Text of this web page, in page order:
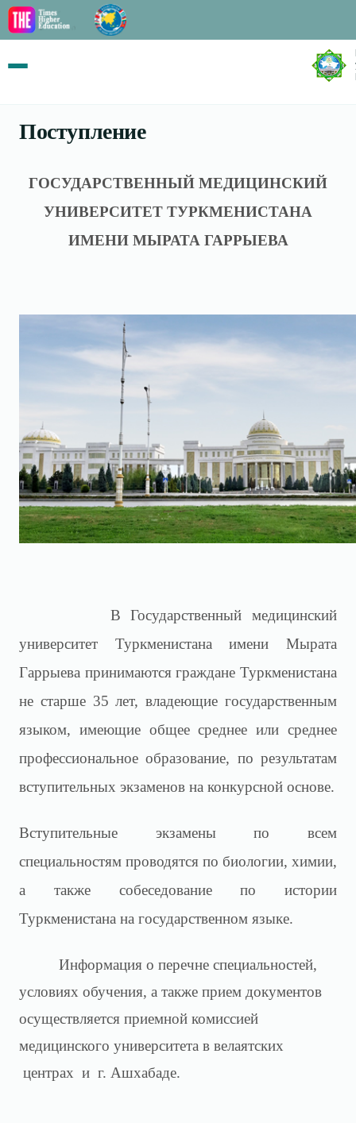
Поступление
ГОСУДАРСТВЕННЫЙ МЕДИЦИНСКИЙ
УНИВЕРСИТЕТ ТУРКМЕНИСТАНА
ИМЕНИ МЫРАТА ГАРРЫЕВА
В Государственный медицинский
университет Туркменистана имени Мырата
Гаррыева принимаются граждане Туркменистана
не старше 35 лет, владеющие государственным
языком, имеющие общее среднее или среднее
профессиональное образование, по результатам
вступительных экзаменов на конкурсной основе.
Вступительные экзамены по всем
специальностям проводятся по биологии, химии,
а также собеседование по истории
Туркменистана на государственном языке.
Информация о перечне специальностей,
условиях обучения, а также прием документов
осуществляется приемной комиссией
медицинского университета в велаятских
центрах и г. Ашхабаде.